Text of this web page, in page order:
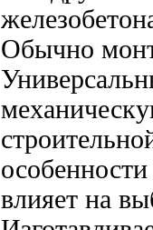
Обычно
влияет на